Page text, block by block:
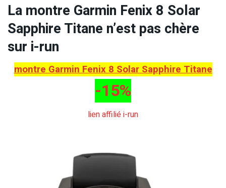
La montre Garmin Fenix 8 Solar
Sapphire Titane n’est pas chère
sur i-run
montre Garmin Fenix 8 Solar Sapphire Titane
-15%
lien affilié i-run